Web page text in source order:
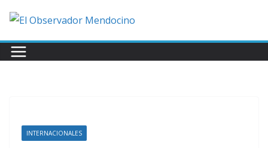
contenido
INTERNACIONALES